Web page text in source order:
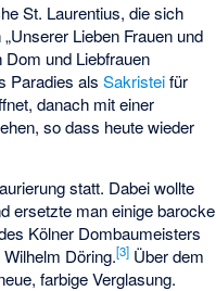
St. Laurentius, die sich
Lieben Frauen und
und Liebfrauen
Paradies alsSakristeifür
danach mit einer
so dass heute wieder
statt. Dabei wollte
ersetzte man einige barocke
Kölner Dombaumeisters
Wilhelm Döring.[3] Über dem
farbige Verglasung.